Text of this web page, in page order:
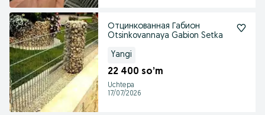
Отцинкованная Габион
Otsinkovannaya Gabion Setka
Yangi
22 400 so’m
Uchtepa
17/07/2026